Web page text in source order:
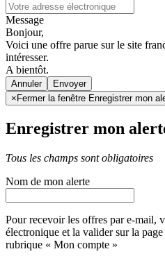
Message
Bonjour,
Voici une offre parue sur le site
intéresser.
A bientôt.
Annuler
× Fermer la fenêtre Enregistrer mon
Enregistrer mon
Tous les champs sont obligatoires
Nom de mon alerte
Pour recevoir les offres par e-mail,
électronique et la valider sur la page
rubrique « Mon compte »